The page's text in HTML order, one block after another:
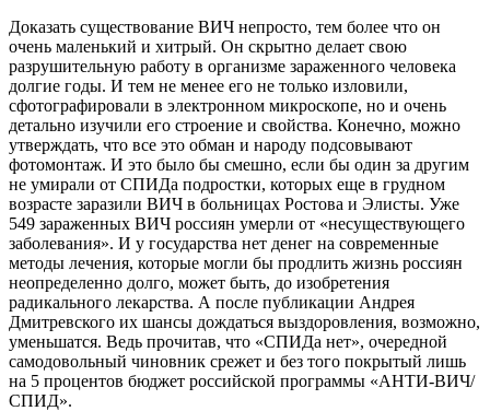
Доказать существование ВИЧ непросто, тем более что он
очень маленький и хитрый. Он скрытно делает свою
разрушительную работу в организме зараженного человека
долгие годы. И тем не менее его не только изловили,
сфотографировали в электронном микроскопе, но и очень
детально изучили его строение и свойства. Конечно, можно
утверждать, что все это обман и народу подсовывают
фотомонтаж. И это было бы смешно, если бы один за другим
не умирали от СПИДа подростки, которых еще в грудном
возрасте заразили ВИЧ в больницах Ростова и Элисты. Уже
549 зараженных ВИЧ россиян умерли от «несуществующего
заболевания». И у государства нет денег на современные
методы лечения, которые могли бы продлить жизнь россиян
неопределенно долго, может быть, до изобретения
радикального лекарства. А после публикации Андрея
Дмитревского их шансы дождаться выздоровления, возможно,
уменьшатся. Ведь прочитав, что «СПИДа нет», очередной
самодовольный чиновник срежет и без того покрытый лишь
на 5 процентов бюджет российской программы «АНТИ-ВИЧ/
СПИД».